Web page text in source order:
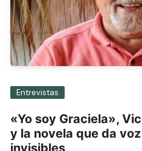
Entrevistas
«Yo soy Graciela»,
y la novela que da